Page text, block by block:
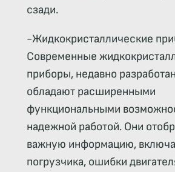
сзади.
-Жидкокристаллические
Современные
приборы, недавно
обладают расширенными
функциональными
надежной работой. Они
важную информацию,
погрузчика, ошибки